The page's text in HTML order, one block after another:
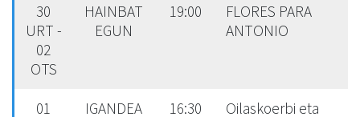
30
URT -
02
OTS
HAINBAT
EGUN
19:00
FLORES PARA
ANTONIO
01
IGANDEA 16:30
Oilaskoerbi eta